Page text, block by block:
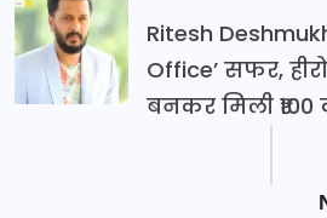
Ritesh
Office’ सफर,
बनकर मिली